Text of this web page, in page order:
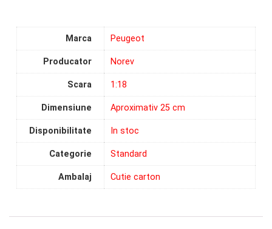
Marca Peugeot
Producator Norev
Scara 1:18
Dimensiune Aproximativ 25 cm
Disponibilitate In stoc
Categorie Standard
Ambalaj Cutie carton